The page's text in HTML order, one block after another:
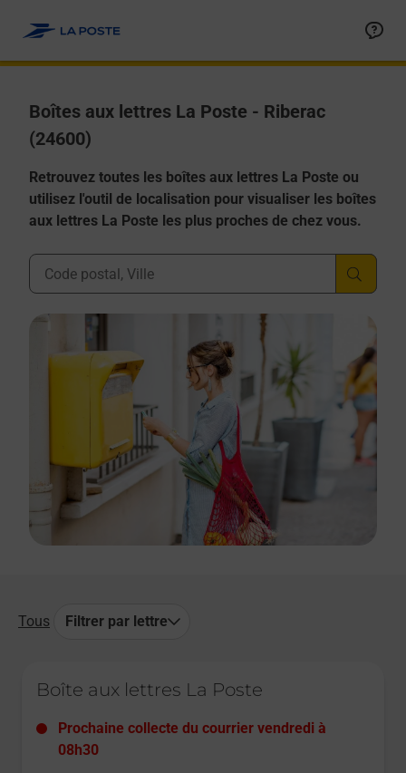
Boîtes aux lettres La Poste - Riberac
(24600)
Retrouvez toutes les boîtes aux lettres La Poste ou
utilisez l'outil de localisation pour visualiser les boîtes
aux lettres La Poste les plus proches de chez vous.
Ville, Département, Code Postal
Tous Filtrer par lettre
Boîte aux lettres La Poste
Prochaine collecte du courrier vendredi à
08h30